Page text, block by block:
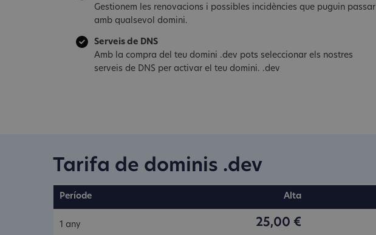
Gestionem les renovacions i possibles incidències que puguin passar
amb qualsevol domini.
Serveis de DNS
Amb la compra del teu domini .dev pots seleccionar els nostres
serveis de DNS per activar el teu domini. .dev
Tarifa de dominis .dev
Període Alta
1 any 25,00 €